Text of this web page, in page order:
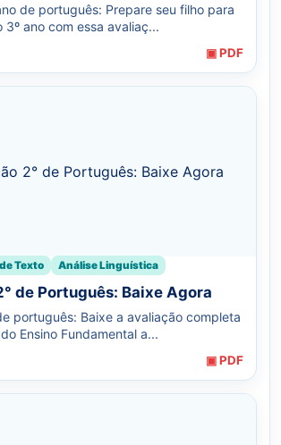
de português: Prepare seu filho para
3º ano com essa avaliaç...
▣ PDF
Texto Análise Linguística
de Português: Baixe Agora
português: Baixe a avaliação completa
Ensino Fundamental a...
▣ PDF